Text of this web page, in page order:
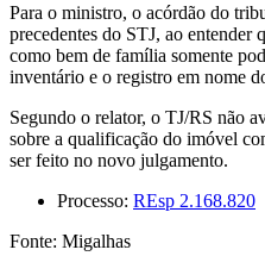
Para o ministro, o acórdão do
precedentes do STJ, ao entender
como bem de família somente
inventário e o registro em nome
Segundo o relator, o TJ/RS não
sobre a qualificação do imóvel
ser feito no novo julgamento.
Processo: REsp 2.168.820
Fonte: Migalhas